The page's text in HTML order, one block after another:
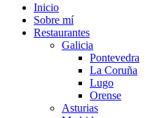
Inicio
Sobre mí
Restaurantes
Galicia
Pontevedra
La Coruña
Lugo
Orense
Asturias